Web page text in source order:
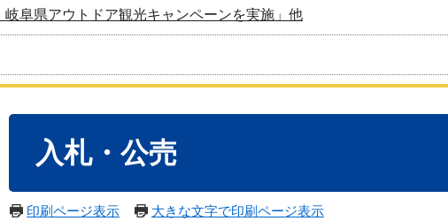
阜県アウトドア観光キャンペーンを実施」他
入札・公売
印刷ページ表示 大きな文字で印刷ページ表示